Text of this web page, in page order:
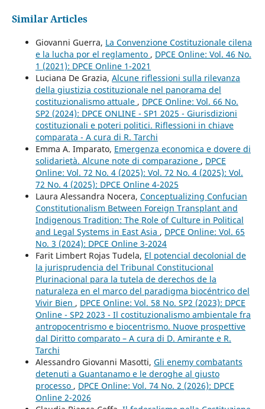
Similar Articles
Giovanni Guerra, La Convenzione Costituzionale cilena
e la lucha por el reglamento , DPCE Online: Vol. 46 No.
1 (2021): DPCE Online 1-2021
Luciana De Grazia, Alcune riflessioni sulla rilevanza
della giustizia costituzionale nel panorama del
costituzionalismo attuale , DPCE Online: Vol. 66 No.
SP2 (2024): DPCE ONLINE - SP1 2025 - Giurisdizioni
costituzionali e poteri politici. Riflessioni in chiave
comparata - A cura di R. Tarchi
Emma A. Imparato, Emergenza economica e dovere di
solidarietà. Alcune note di comparazione , DPCE
Online: Vol. 72 No. 4 (2025): Vol. 72 No. 4 (2025): Vol.
72 No. 4 (2025): DPCE Online 4-2025
Laura Alessandra Nocera, Conceptualizing Confucian
Constitutionalism Between Foreign Transplant and
Indigenous Tradition: The Role of Culture in Political
and Legal Systems in East Asia , DPCE Online: Vol. 65
No. 3 (2024): DPCE Online 3-2024
Farit Limbert Rojas Tudela, El potencial decolonial de
la jurisprudencia del Tribunal Constitucional
Plurinacional para la tutela de derechos de la
naturaleza en el marco del paradigma biocéntrico del
Vivir Bien , DPCE Online: Vol. 58 No. SP2 (2023): DPCE
Online - SP2 2023 - Il costituzionalismo ambientale fra
antropocentrismo e biocentrismo. Nuove prospettive
dal Diritto comparato – A cura di D. Amirante e R.
Tarchi
Alessandro Giovanni Masotti, Gli enemy combatants
detenuti a Guantanamo e le deroghe al giusto
processo , DPCE Online: Vol. 74 No. 2 (2026): DPCE
Online 2-2026